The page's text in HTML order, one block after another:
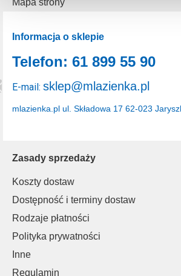
uzyskać więcej informacji na temat
plikach cookie”.
Mapa strony
Zasady sprzedaży
Koszty dostaw
Dostępność i terminy dostaw
Rodzaje płatności
Polityka prywatności
Inne
Regulamin
Informacja o sklepie
mlazienka.pl ul. Składowa 17 62-023
Telefon: 61 899 55 90
E-mail: sklep@mlazienka.pl